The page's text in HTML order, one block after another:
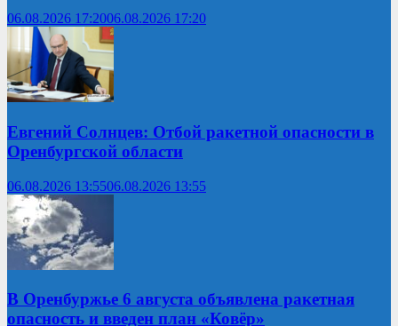
06.08.2026 17:2006.08.2026 17:20
Евгений Солнцев: Отбой ракетной опасности в
Оренбургской области
06.08.2026 13:5506.08.2026 13:55
В Оренбуржье 6 августа объявлена ракетная
опасность и введен план «Ковёр»